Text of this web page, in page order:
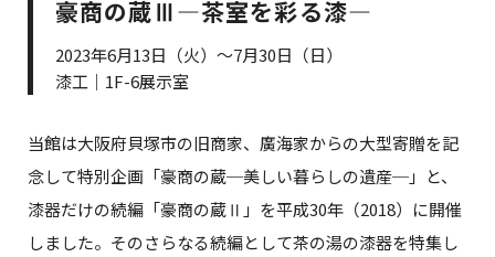
豪商の蔵Ⅲ―茶室を彩る漆―
2023年6月13日（火）～7月30日（日）
漆工｜1F-6展示室
当館は大阪府貝塚市の旧商家、廣海家からの大型寄贈を記
念して特別企画「豪商の蔵─美しい暮らしの遺産─」と、
漆器だけの続編「豪商の蔵Ⅱ」を平成30年（2018）に開催
しました。そのさらなる続編として茶の湯の漆器を特集し